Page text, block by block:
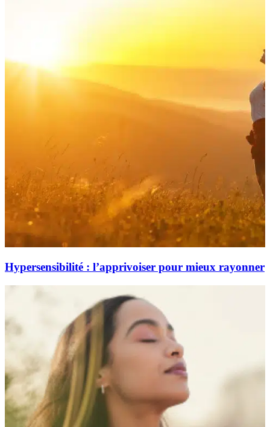
Hypersensibilité : l’apprivoiser pour mieux rayonner